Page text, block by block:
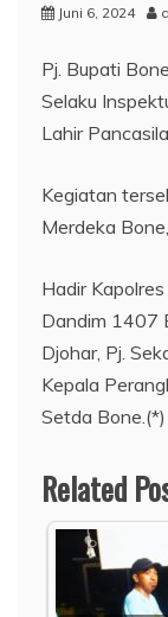
Juni 6, 2024
Pj. Bupati
Selaku
Lahir
Kegiatan
Merdeka
Hadir
Dandim 1407
Djohar, Pj.
Kepala
Setda Bone.(*)
Related